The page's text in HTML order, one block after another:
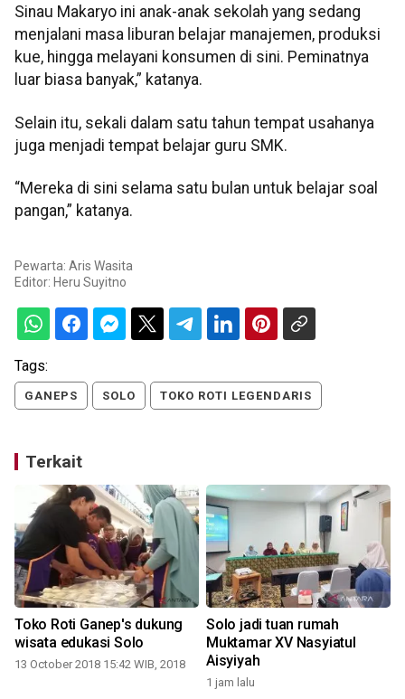
Sinau Makaryo ini anak-anak sekolah yang sedang
menjalani masa liburan belajar manajemen, produksi
kue, hingga melayani konsumen di sini. Peminatnya
luar biasa banyak,” katanya.
Selain itu, sekali dalam satu tahun tempat usahanya
juga menjadi tempat belajar guru SMK.
“Mereka di sini selama satu bulan untuk belajar soal
pangan,” katanya.
Pewarta: Aris Wasita
Editor: Heru Suyitno
Tags:
GANEPS SOLO TOKO ROTI LEGENDARIS
Terkait
Toko Roti Ganep's dukung
wisata edukasi Solo
13 October 2018 15:42 WIB, 2018
Solo jadi tuan rumah
Muktamar XV Nasyiatul
Aisyiyah
1 jam lalu